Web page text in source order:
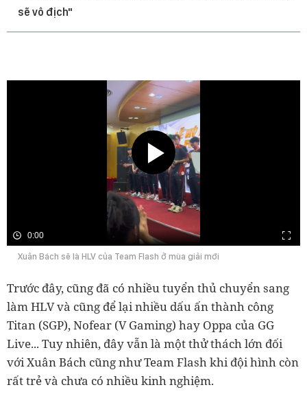
sẽ vô địch"
0:00
Xuân Bách sẽ là HLV của Team Flash ở mùa giải mới
Trước đây, cũng đã có nhiều tuyển thủ chuyển sang
làm HLV và cũng để lại nhiều dấu ấn thành công
Titan (SGP), Nofear (V Gaming) hay Oppa của GG
Live... Tuy nhiên, đây vẫn là một thử thách lớn đối
với Xuân Bách cũng như Team Flash khi đội hình còn
rất trẻ và chưa có nhiều kinh nghiệm.